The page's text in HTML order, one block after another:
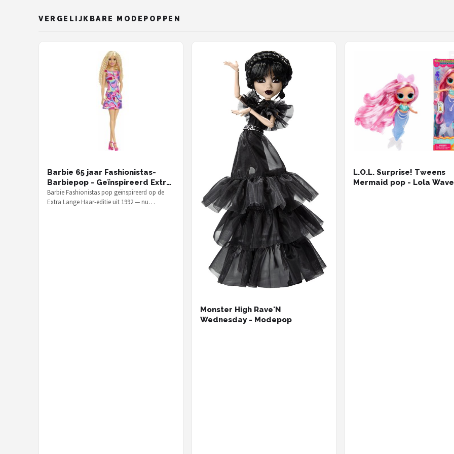
VERGELIJKBARE MODEPOPPEN
Barbie 65 jaar Fashionistas-
Barbiepop - Geïnspireerd Extra
Lange Haar 1992
Barbie Fashionistas pop geïnspireerd op de
Extra Lange Haar-editie uit 1992 — nu
Monster High Rave'N
Wednesday - Modepop
L.O.L. Surprise! Tweens
Mermaid pop - Lola